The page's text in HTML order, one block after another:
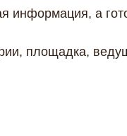
информация, а
площадка,